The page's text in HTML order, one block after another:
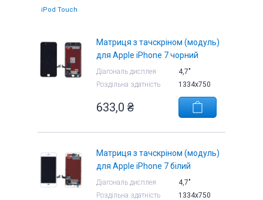
iPod Touch
Матриця з тачскріном (модуль)
для Apple iPhone 7 чорний
Діагональ дисплея
4,7"
Роздільна здатність
1334x750
633,0 ₴
Матриця з тачскріном (модуль)
для Apple iPhone 7 білий
Діагональ дисплея
4,7"
Роздільна здатність
1334x750